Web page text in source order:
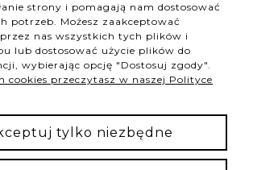
strony i pomagają nam dostosować
potrzeb. Możesz zaakceptować
nas wszystkich tych plików i
lub dostosować użycie plików do
wybierając opcję "Dostosuj zgody".
cookies przeczytasz w naszej Polityce
tylko niezbędne